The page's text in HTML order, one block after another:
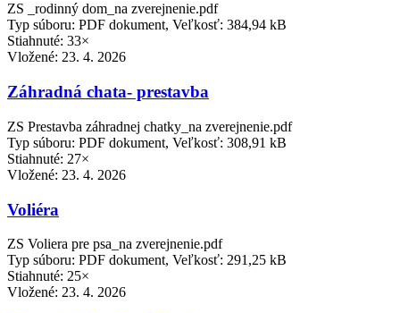
ZS _rodinný dom_na zverejnenie.pdf
Typ súboru: PDF dokument, Veľkosť: 384,94 kB
Stiahnuté: 33×
Vložené: 23. 4. 2026
Záhradná chata- prestavba
ZS Prestavba záhradnej chatky_na zverejnenie.pdf
Typ súboru: PDF dokument, Veľkosť: 308,91 kB
Stiahnuté: 27×
Vložené: 23. 4. 2026
Voliéra
ZS Voliera pre psa_na zverejnenie.pdf
Typ súboru: PDF dokument, Veľkosť: 291,25 kB
Stiahnuté: 25×
Vložené: 23. 4. 2026